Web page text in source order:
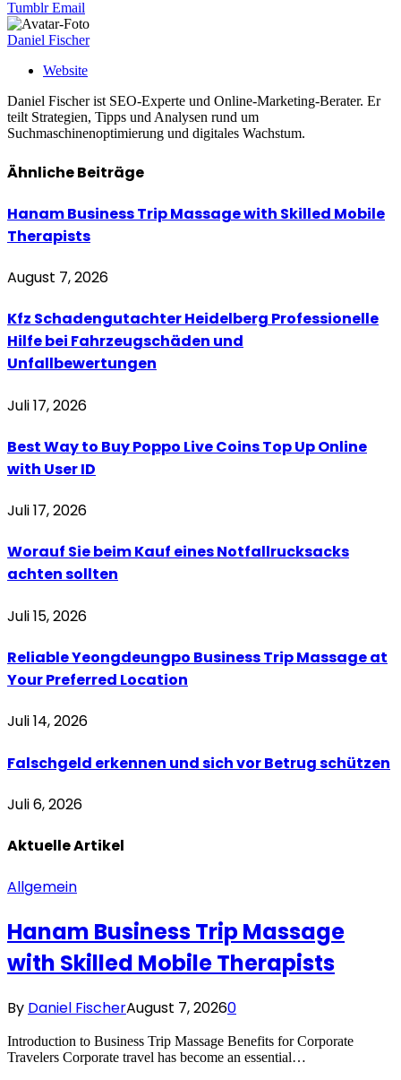
Tumblr Email
Daniel Fischer
Website
Daniel Fischer ist SEO-Experte und Online-Marketing-Berater. Er
teilt Strategien, Tipps und Analysen rund um
Suchmaschinenoptimierung und digitales Wachstum.
ÄhnlicheBeiträge
Hanam Business Trip Massage with Skilled Mobile
Therapists
August 7, 2026
Kfz Schadengutachter Heidelberg Professionelle
Hilfe bei Fahrzeugschäden und
Unfallbewertungen
Juli 17, 2026
Best Way to Buy Poppo Live Coins Top Up Online
with User ID
Juli 17, 2026
Worauf Sie beim Kauf eines Notfallrucksacks
achten sollten
Juli 15, 2026
Reliable Yeongdeungpo Business Trip Massage at
Your Preferred Location
Juli 14, 2026
Falschgeld erkennen und sich vor Betrug schützen
Juli 6, 2026
AktuelleArtikel
Allgemein
Hanam Business Trip Massage
with Skilled Mobile Therapists
By Daniel FischerAugust 7, 20260
Introduction to Business Trip Massage Benefits for Corporate
Travelers Corporate travel has become an essential…